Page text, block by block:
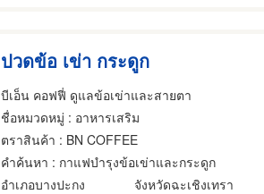
ปวดข้อ เข่า กระดูก
บีเอ็น คอฟฟี่ ดูแลข้อเข่าและสายตา
ชื่อหมวดหมู่ : อาหารเสริม
ตราสินค้า : BN COFFEE
คำค้นหา : กาแฟบำรุงข้อเข่าและกระดูก
อำเภอบางปะกง
จังหวัดฉะเชิงเทรา